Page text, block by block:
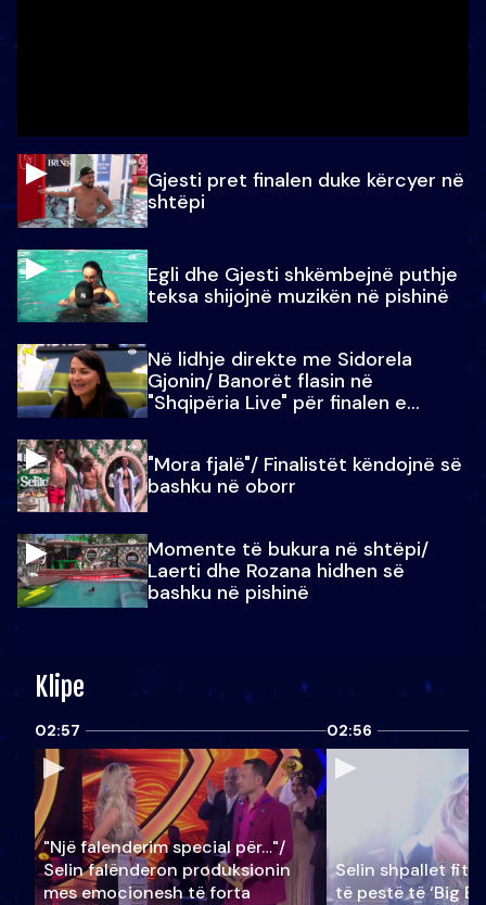
Gjesti pret finalen duke kërcyer në
shtëpi
Egli dhe Gjesti shkëmbejnë puthje
teksa shijojnë muzikën në pishinë
Në lidhje direkte me Sidorela
Gjonin/ Banorët flasin në
"Shqipëria Live" për finalen e
"Mora fjalë"/ Finalistët këndojnë së
bashku në oborr
Momente të bukura në shtëpi/
Laerti dhe Rozana hidhen së
bashku në pishinë
Klipe
02:57
"Një falenderim special për…"/
Selin falënderon produksionin
mes emocionesh të forta
02:56
Selin shpallet
të pestë të ‘Big